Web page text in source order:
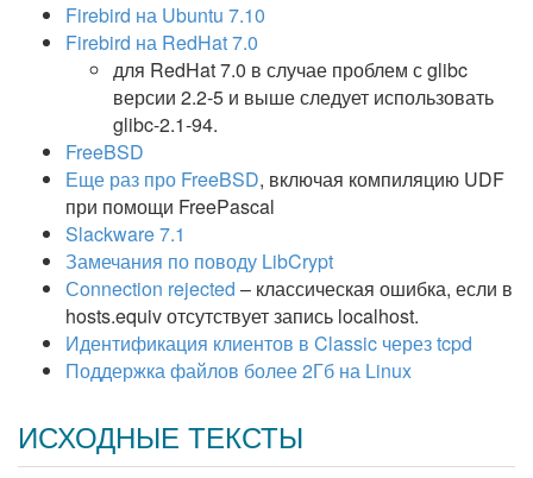
Firebird на Ubuntu 7.10
Firebird на RedHat 7.0
для RedHat 7.0 в случае проблем с glibc
версии 2.2-5 и выше следует использовать
glibc-2.1-94.
FreeBSD
Еще раз про FreeBSD, включая компиляцию UDF
при помощи FreePascal
Slackware 7.1
Замечания по поводу LibCrypt
Сonnection rejected – классическая ошибка, если в
hosts.equiv отсутствует запись localhost.
Идентификация клиентов в Classic через tcpd
Поддержка файлов более 2Гб на Linux
ИСХОДНЫЕ ТЕКСТЫ